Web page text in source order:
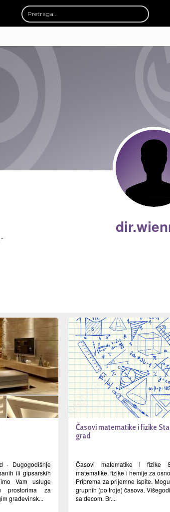
- Dugogodišnje
ili gipsarskih
Vam usluge
prostorima za
građevinsk...
Časovi matematike i fizike
grad
Časovi matematike i fizike
matematike, fizike i hemije za
Priprema za prijemne ispite.
grupnih (po troje) časova.
sa decom. Br....